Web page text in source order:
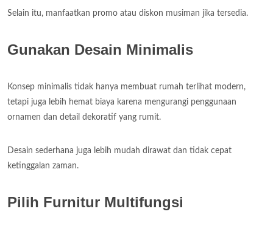
Selain itu, manfaatkan promo atau diskon musiman jika tersedia.
Gunakan Desain Minimalis
Konsep minimalis tidak hanya membuat rumah terlihat modern,
tetapi juga lebih hemat biaya karena mengurangi penggunaan
ornamen dan detail dekoratif yang rumit.
Desain sederhana juga lebih mudah dirawat dan tidak cepat
ketinggalan zaman.
Pilih Furnitur Multifungsi